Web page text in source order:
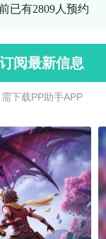
已有2809人预约
订阅最新信息
需 下 载 P P 助 手 A P P